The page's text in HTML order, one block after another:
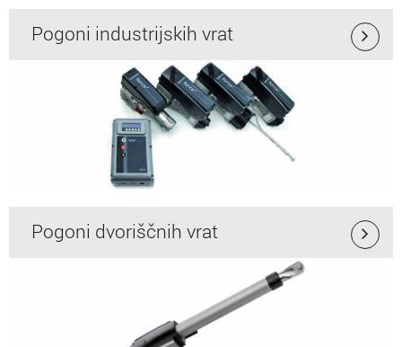
Pogoni industrijskih vrat
Pogoni dvoriščnih vrat